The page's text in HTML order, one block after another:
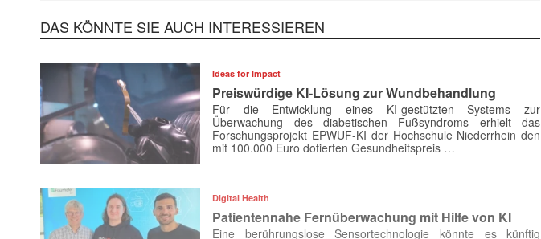
DAS KÖNNTE SIE AUCH INTERESSIEREN
Ideas for Impact
Preiswürdige KI-Lösung zur Wundbehandlung
Für die Entwicklung eines KI-gestützten Systems zur
Überwachung des diabetischen Fußsyndroms erhielt das
Forschungsprojekt EPWUF-KI der Hochschule Niederrhein den
mit 100.000 Euro dotierten Gesundheitspreis …
Digital Health
Patientennahe Fernüberwachung mit Hilfe von KI
Eine berührungslose Sensortechnologie könnte es künftig